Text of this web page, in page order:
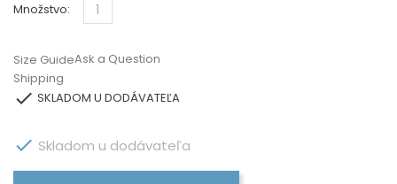
Množstvo:
Size Guide
Shipping
Ask a Question
 SKLADOM U DODÁVATEĽA
 Skladom u dodávateľa